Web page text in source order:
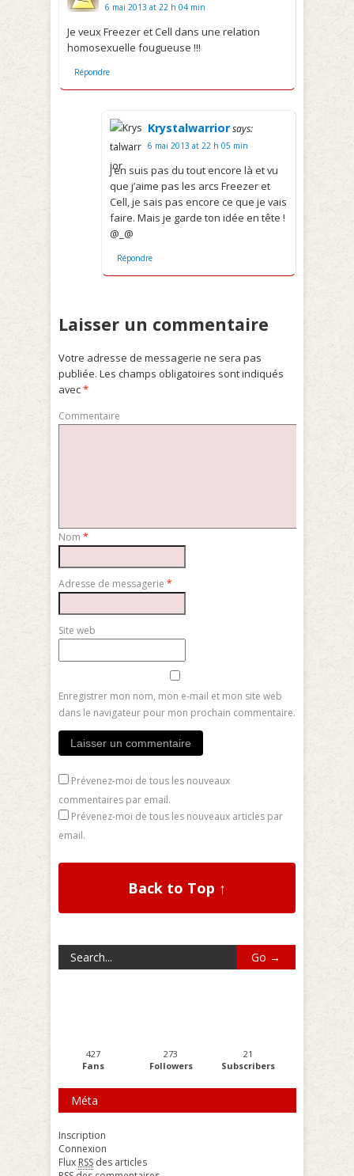
6 mai 2013 at 22 h 04 min
Je veux Freezer et Cell dans une relation
homosexuelle fougueuse !!!
Répondre
Krystalwarriorsays:
6 mai 2013 at 22 h 05 min
J’en suis pas du tout encore là et vu
que j’aime pas les arcs Freezer et
Cell, je sais pas encore ce que je vais
faire. Mais je garde ton idée en tête !
@_@
Répondre
Laisser un commentaire
Votre adresse de messagerie ne sera pas
publiée. Les champs obligatoires sont indiqués
avec*
Commentaire
Nom *
Adresse de messagerie *
Site web
Enregistrer mon nom, mon e-mail et mon site web
dans le navigateur pour mon prochain commentaire.
Prévenez-moi de tous les nouveaux
commentaires par email.
Prévenez-moi de tous les nouveaux articles par
email.
Back to Top ↑
427
Fans
273
Followers
21
Subscribers
Méta
Inscription
Connexion
Flux RSS des articles